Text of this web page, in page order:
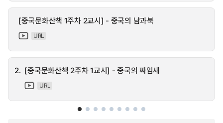
[중국문화산책 1주차 2교시] - 중국의 남과북
URL
2. [중국문화산책 2주차 1교시] - 중국의 짜임새
URL